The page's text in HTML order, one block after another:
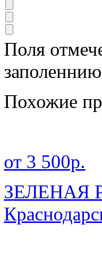
Поля
Похожие
от 3 500р.
ЗЕЛЕНАЯ